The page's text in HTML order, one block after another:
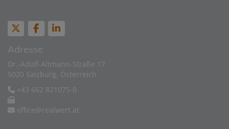
Adresse
Dr.-Adolf-Altmann-Straße 17
5020 Salzburg, Österreich
+43 662 821075-0
office@realwert.at